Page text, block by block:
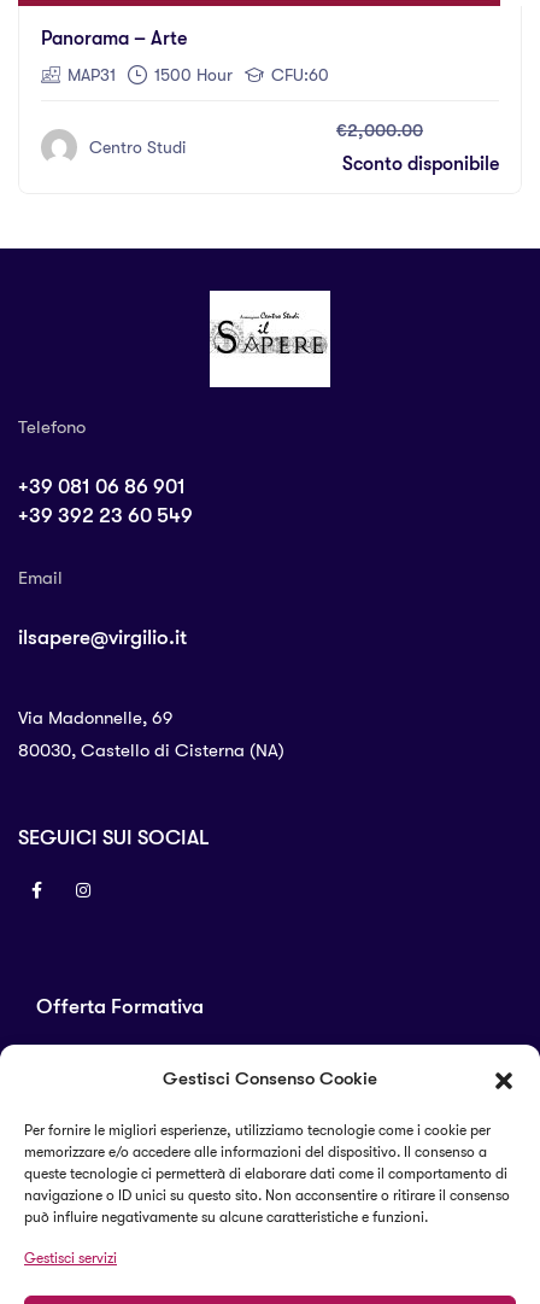
Gestisci Consenso Cookie
Per fornire le migliori esperienze, utilizziamo tecnologie come i cookie per
memorizzare e/o accedere alle informazioni del dispositivo. Il consenso a
queste tecnologie ci permetterà di elaborare dati come il comportamento di
navigazione o ID unici su questo sito. Non acconsentire o ritirare il consenso
può influire negativamente su alcune caratteristiche e funzioni.
Gestisci servizi
Panorama – Arte
MAP31 1500 Hour CFU:60
Centro Studi
€2,000.00
Sconto disponibile
Offerta Formativa
Corsi di perfezionamento
Alta formazione
Telefono
+39 081 06 86 901
+39 392 23 60 549
Email
ilsapere@virgilio.it
Via Madonnelle, 69
80030, Castello di Cisterna (NA)
SEGUICI SUI SOCIAL